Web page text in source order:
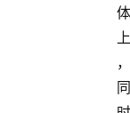
体
上
，
同